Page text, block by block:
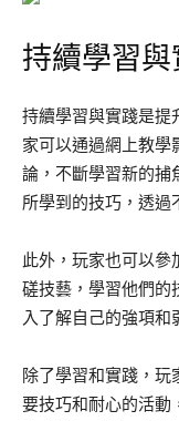
持續學習
持續學習與實踐是提
家可以通過網上教學
論，不斷學習新的捕
所學到的技巧，透過
此外，玩家也可以參
磋技藝，學習他們的
入了解自己的強項和
除了學習和實踐，
要技巧和耐心的活動